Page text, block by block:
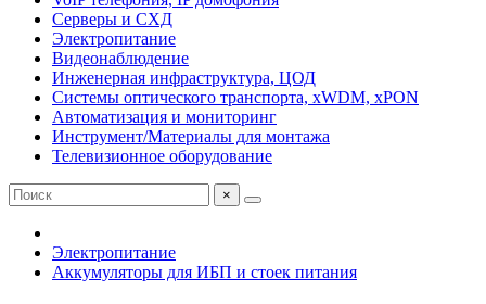
Серверы и СХД
Электропитание
Видеонаблюдение
Инженерная инфраструктура, ЦОД
Системы оптического транспорта, xWDM, xPON
Автоматизация и мониторинг
Инструмент/Материалы для монтажа
Телевизионное оборудование
×
Электропитание
Аккумуляторы для ИБП и стоек питания